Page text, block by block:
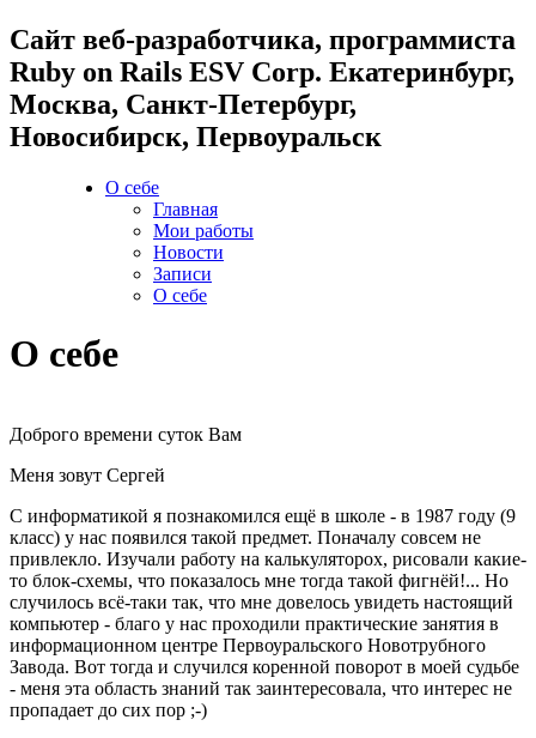
Cайт веб-разработчика, программиста
Ruby on Rails ESV Corp. Екатеринбург,
Москва, Санкт-Петербург,
Новосибирск, Первоуральск
О себе
Главная
Мои работы
Новости
Записи
О себе
О себе
Доброго времени суток Вам
Меня зовут Сергей
С информатикой я познакомился ещё в школе - в 1987 году (9
класс) у нас появился такой предмет. Поначалу совсем не
привлекло. Изучали работу на калькуляторох, рисовали какие-
то блок-схемы, что показалось мне тогда такой фигнёй!... Но
случилось всё-таки так, что мне довелось увидеть настоящий
компьютер - благо у нас проходили практические занятия в
информационном центре Первоуральского Новотрубного
Завода. Вот тогда и случился коренной поворот в моей судьбе
- меня эта область знаний так заинтересовала, что интерес не
пропадает до сих пор ;-)